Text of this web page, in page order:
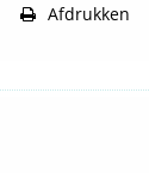
Afdrukken